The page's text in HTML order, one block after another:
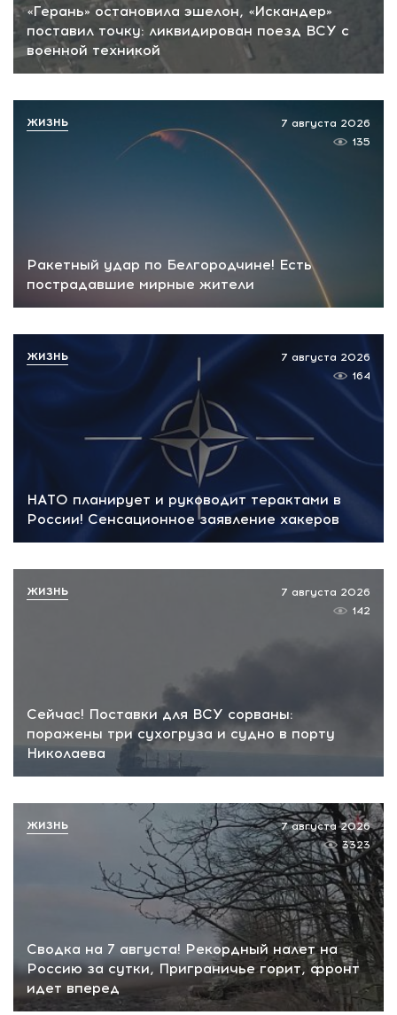
«Герань» остановила эшелон, «Искандер»
поставил точку: ликвидирован поезд ВСУ с
военной техникой
Ракетный удар по Белгородчине! Есть
пострадавшие мирные жители
7 августа 2026
135
ЖИЗНЬ
НАТО планирует и руководит терактами в
России! Сенсационное заявление хакеров
7 августа 2026
164
ЖИЗНЬ
Сейчас! Поставки для ВСУ сорваны:
поражены три сухогруза и судно в порту
Николаева
7 августа 2026
142
ЖИЗНЬ
Сводка на 7 августа! Рекордный налет на
Россию за сутки, Приграничье горит, фронт
идет вперед
7 августа 2026
3323
ЖИЗНЬ